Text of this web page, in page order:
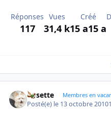
Réponses
117
Vues
31,4 k
Créé
15 a15 a
Rosette Membres en
Posté(e) le 13 octobre 2010